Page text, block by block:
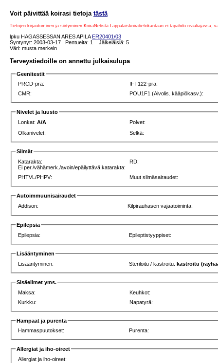
Voit päivittää koirasi tietoja tästä
Tietojen kirjautuminen ja siirtyminen KoiraNetistä Lappalaiskoiratietokantaan ei tapahdu
lpku HAGASSESSAN ARES APILAER20401/03
Syntynyt: 2003-03-17 Pentueita: 1 Jälkeläisiä: 5
Väri: musta merkein
Terveystiedoille on annettu julkaisulupa
Geenitestit
PRCD-pra:
IFT122-pra:
CMR:
POU1F1 (Aivolis. kääpiökasv.):
Nivelet ja luusto
Lonkat:A/A
Polvet:
Olkanivelet:
Selkä:
Silmät
Katarakta:
Ei per./vähämerk./avoin/epäilyttävä katarakta:
RD:
PHTVL/PHPV: Muut silmäsairaudet:
Autoimmuunisairaudet
Addison:
Kilpirauhasen vajaatoiminta:
Epilepsia
Epilepsia:
Epileptistyyppiset:
Lisääntyminen
Lisääntyminen:
Steriloitu / kastroitu:kastroitu
Sisäelimet yms.
Maksa:
Keuhkot:
Kurkku:
Napatyrä:
Hampaat ja purenta
Hammaspuutokset:
Purenta:
Allergiat ja iho-oireet
Allergiat ja iho-oireet: